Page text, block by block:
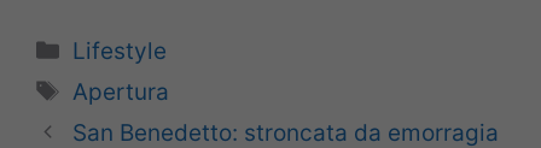
Categorie
Lifestyle
Tag
Apertura
San Benedetto: stroncata da emorragia